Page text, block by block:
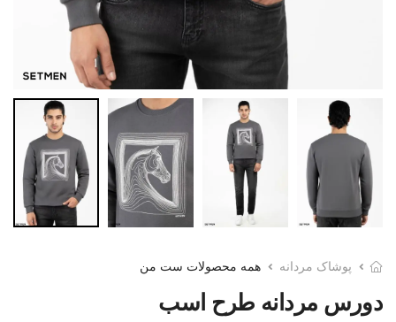
پوشاک مردانه همه محصولات ست من
دورس مردانه طرح اسب